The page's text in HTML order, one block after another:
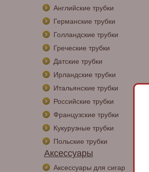
Английские трубки
Германские трубки
Голландские трубки
Греческие трубки
Датские трубки
Ирландские трубки
Итальянские трубки
Российские трубки
Французские трубки
Кукурузные трубки
Польские трубки
Аксессуары
Аксессуары для сигар